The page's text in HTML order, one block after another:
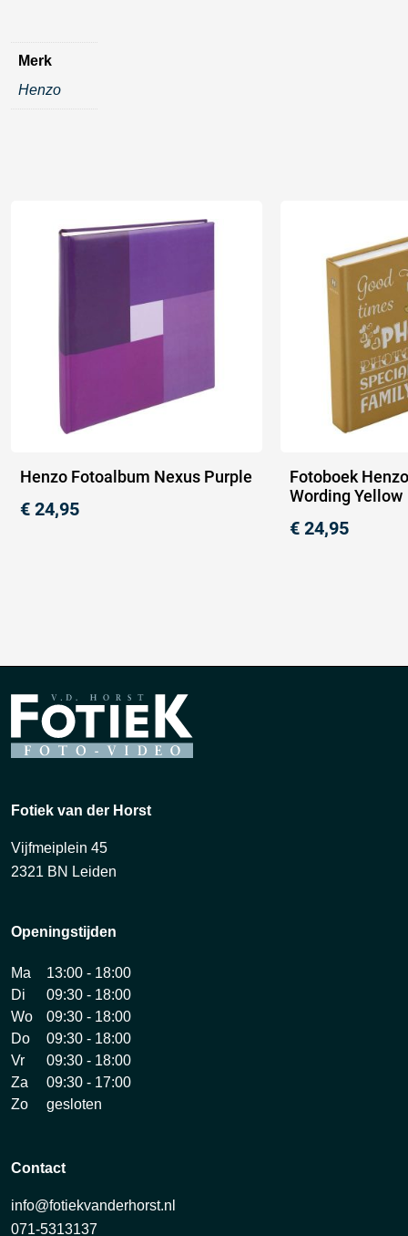
Merk
Henzo
Henzo Fotoalbum Nexus Purple
€ 24,95
Fotoboek
Wording Yellow
€ 24,95
Fotiek van der Horst
Vijfmeiplein 45
2321 BN Leiden
Openingstijden
Ma
13:00 - 18:00
Di
09:30 - 18:00
Wo
09:30 - 18:00
Do
09:30 - 18:00
Vr
09:30 - 18:00
Za
09:30 - 17:00
Zo
gesloten
Contact
info@fotiekvanderhorst.nl
071-5313137